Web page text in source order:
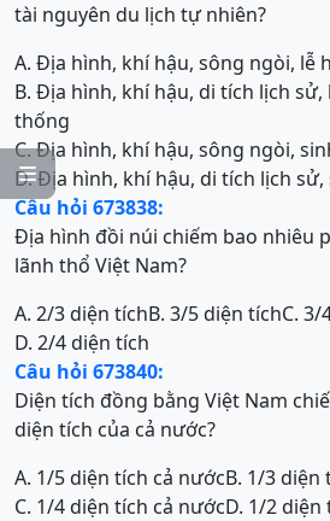

tài nguyên du lịch tự nhiên?
A. Địa hình, khí hậu, sông ngòi, lễ
B. Địa hình, khí hậu, di tích lịch
thống
C. Địa hình, khí hậu, sông ngòi,
D. Địa hình, khí hậu, di tích lịch sử,
Câu hỏi 673838:
Địa hình đồi núi chiếm bao nhiêu
lãnh thổ Việt Nam?
A. 2/3 diện tíchB. 3/5 diện tíchC. 3/
D. 2/4 diện tích
Câu hỏi 673840:
Diện tích đồng bằng Việt Nam
diện tích của cả nước?
A. 1/5 diện tích cả nướcB. 1/3 diện
C. 1/4 diện tích cả nướcD. 1/2 diện